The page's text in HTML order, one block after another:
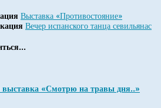
Выставка «Противостояние»
Вечер испанского танца севильянас
выставка «Смотрю на травы дня..»